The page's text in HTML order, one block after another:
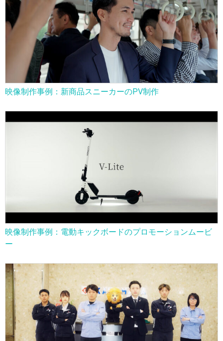
映像制作事例：新商品スニーカーのPV制作
映像制作事例：電動キックボードのプロモーションムービ
ー